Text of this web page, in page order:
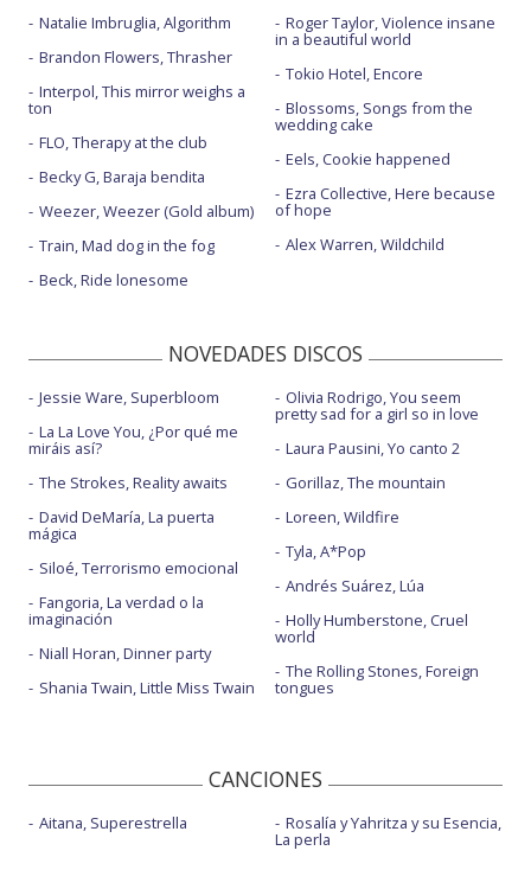
Natalie Imbruglia, Algorithm
Brandon Flowers, Thrasher
Interpol, This mirror weighs a
ton
FLO, Therapy at the club
Becky G, Baraja bendita
Weezer, Weezer (Gold album)
Train, Mad dog in the fog
Beck, Ride lonesome
Roger Taylor, Violence insane
in a beautiful world
Tokio Hotel, Encore
Blossoms, Songs from the
wedding cake
Eels, Cookie happened
Ezra Collective, Here because
of hope
Alex Warren, Wildchild
NOVEDADES DISCOS
Jessie Ware, Superbloom
La La Love You, ¿Por qué me
miráis así?
The Strokes, Reality awaits
David DeMaría, La puerta
mágica
Siloé, Terrorismo emocional
Fangoria, La verdad o la
imaginación
Niall Horan, Dinner party
Shania Twain, Little Miss Twain
Olivia Rodrigo, You seem
pretty sad for a girl so in love
Laura Pausini, Yo canto 2
Gorillaz, The mountain
Loreen, Wildfire
Tyla, A*Pop
Andrés Suárez, Lúa
Holly Humberstone, Cruel
world
The Rolling Stones, Foreign
tongues
CANCIONES
Aitana, Superestrella Rosalía y Yahritza y su Esencia,
La perla